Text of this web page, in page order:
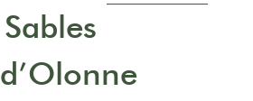
Sables
d’Olonne